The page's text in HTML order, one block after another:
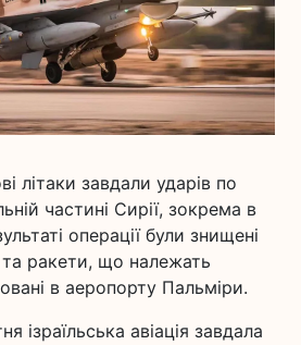
літаки завдали ударів по
частині Сирії, зокрема в
операції були знищені
ракети, що належать
в аеропорту Пальміри.
ізраїльська авіація завдала